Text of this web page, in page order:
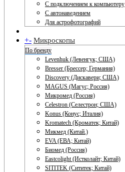
С подключением к компьютеру
С автонаведением
Для астрофотографий
+- Микроскопы
По бренду
Levenhuk (Левенгук; США)
Bresser (Брессер; Германия)
Discovery (Дискавери; США)
MAGUS (Магус; Россия)
Микромед (Россия)
Celestron (Селестрон; США)
Konus (Конус; Италия)
Kromatech (Кроматек; Китай)
Микмед (Китай.)
EVA (ЕВА; Китай)
Биомед (Россия)
Eastcolight (Истколайт; Китай)
SITITEK (Сититек; Китай)